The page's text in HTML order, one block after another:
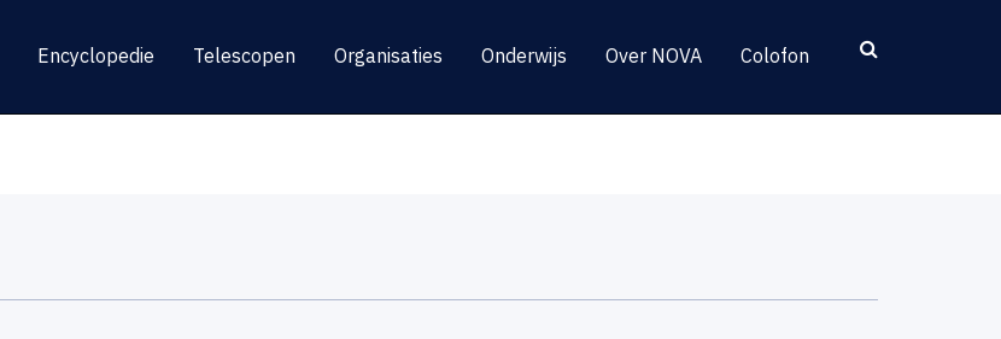
Encyclopedie Telescopen Organisaties Onderwijs Over NOVA Colofon